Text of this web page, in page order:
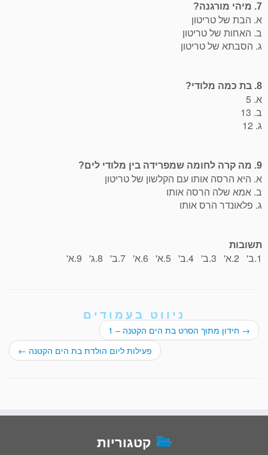
7. מיהי מורגנה?
א. הבת של טריטון
ב. האחות של טריטון
ג. הסבתא של טריטון
8. בת כמה מלודי?
א. 5
ב. 13
ג. 12
9. מה קרה לחומה שמפרידה בין מלודי לים?
א. היא הרסה אותו עם הקלשון של טריטון
ב. אמא שלה הרסה אותו
ג. פלאונדר הרס אותו
תשובות
1.ב' 2.א' 3.ב' 4.ב' 5.א' 6.א' 7.ב' 8.ג' 9.א'
ניווט בעמודים
→ חידון מתוך הסרט בת הים הקטנה – 1
פעילות ליום הולדת בת הים הקטנה ←
קטגוריות